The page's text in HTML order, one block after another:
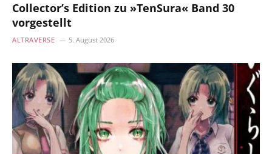
Collector’s Edition zu »TenSura« Band 30
vorgestellt
ALTRAVERSE 5. August 2026